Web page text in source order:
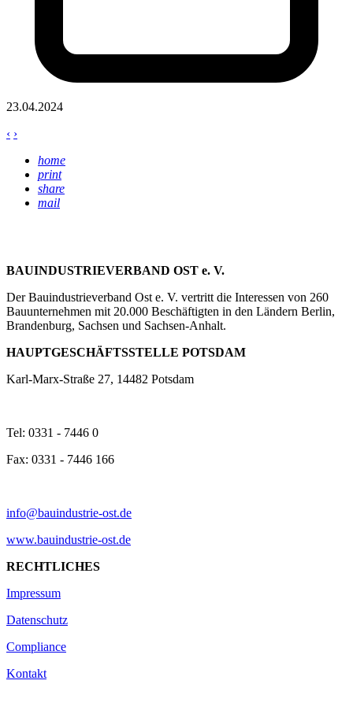
23.04.2024
‹ ›
home
print
share
mail
BAUINDUSTRIEVERBAND OST e. V.
Der Bauindustrieverband Ost e. V. vertritt die Interessen von 260
Bauunternehmen mit 20.000 Beschäftigten in den Ländern Berlin,
Brandenburg, Sachsen und Sachsen-Anhalt.
HAUPTGESCHÄFTSSTELLE POTSDAM
Karl-Marx-Straße 27, 14482 Potsdam
Tel: 0331 - 7446 0
Fax: 0331 - 7446 166
info@bauindustrie-ost.de
www.bauindustrie-ost.de
RECHTLICHES
Impressum
Datenschutz
Compliance
Kontakt